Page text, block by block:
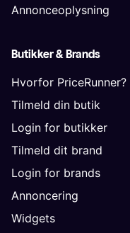
Annonceoplysning
Butikker & Brands
Hvorfor PriceRunner?
Tilmeld din butik
Login for butikker
Tilmeld dit brand
Login for brands
Annoncering
Widgets